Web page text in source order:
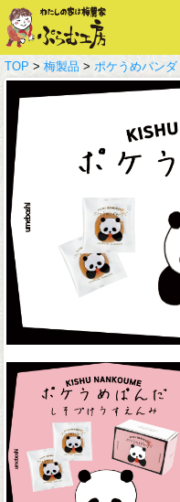
TOP > 梅製品 > ポケうめパンダ